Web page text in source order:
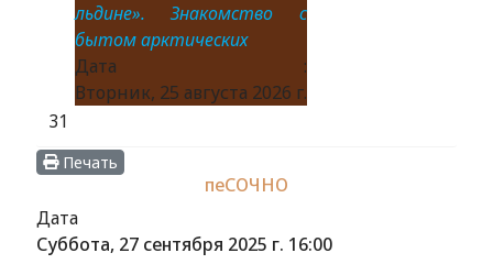
льдине». Знакомство с
бытом арктических
Дата :
Вторник, 25 августа 2026 г.
31
Печать
пеСОЧНО
Дата
Суббота, 27 сентября 2025 г. 16:00